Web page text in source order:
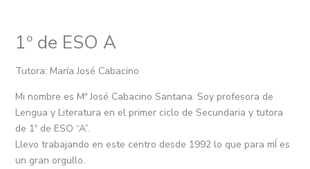
1º de ESO A
Tutora: María José Cabacino
Mi nombre es Mª José Cabacino Santana. Soy profesora de
Lengua y Literatura en el primer ciclo de Secundaria y tutora
de 1º de ESO “A”.
Llevo trabajando en este centro desde 1992 lo que para mÍ es
un gran orgullo.
a